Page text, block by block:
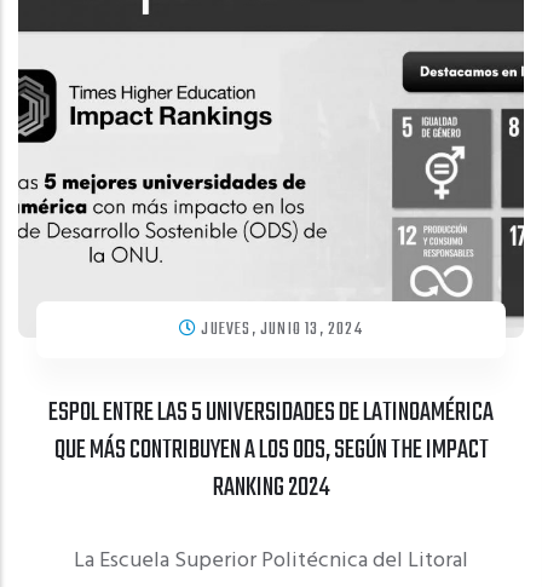
JUEVES, JUNIO 13, 2024
ESPOL ENTRE LAS 5 UNIVERSIDADES DE LATINOAMÉRICA
QUE MÁS CONTRIBUYEN A LOS ODS, SEGÚN THE IMPACT
RANKING 2024
La Escuela Superior Politécnica del Litoral